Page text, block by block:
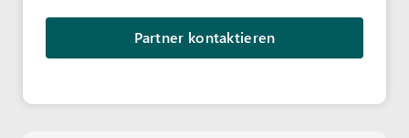
Partner kontaktieren